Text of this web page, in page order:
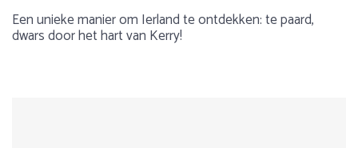
Een unieke manier om Ierland te ontdekken: te paard,
dwars door het hart van Kerry!